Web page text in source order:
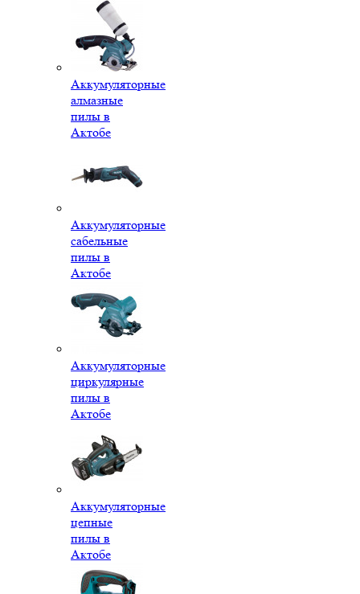
Аккумуляторные
алмазные
пилы в
Актобе
Аккумуляторные
сабельные
пилы в
Актобе
Аккумуляторные
циркулярные
пилы в
Актобе
Аккумуляторные
цепные
пилы в
Актобе